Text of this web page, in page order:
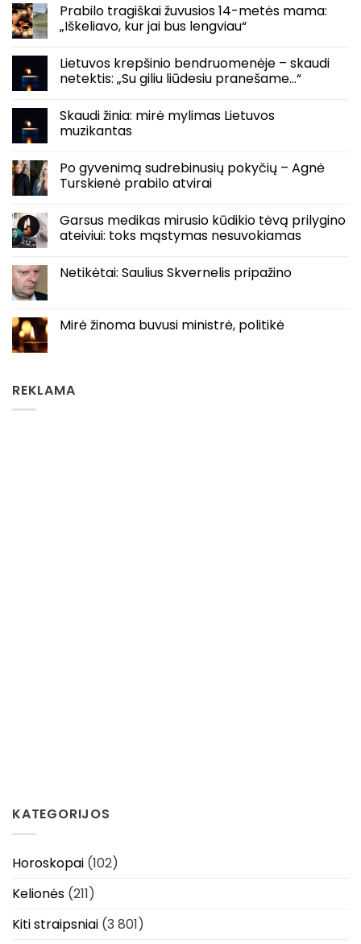
Prabilo tragiškai žuvusios 14-metės mama:
„Iškeliavo, kur jai bus lengviau“
Lietuvos krepšinio bendruomenėje – skaudi
netektis: „Su giliu liūdesiu pranešame…“
Skaudi žinia: mirė mylimas Lietuvos
muzikantas
Po gyvenimą sudrebinusių pokyčių – Agnė
Turskienė prabilo atvirai
Garsus medikas mirusio kūdikio tėvą prilygino
ateiviui: toks mąstymas nesuvokiamas
Netikėtai: Saulius Skvernelis pripažino
Mirė žinoma buvusi ministrė, politikė
REKLAMA
KATEGORIJOS
Horoskopai (102)
Kelionės (211)
Kiti straipsniai (3 801)